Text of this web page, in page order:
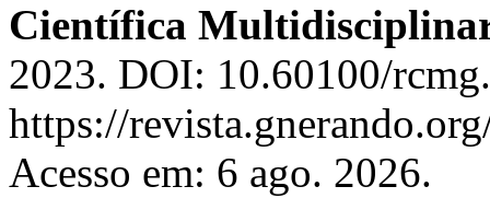
Científica
2023. DOI: 10.60100/
https://
Acesso em: 6 ago. 2026.